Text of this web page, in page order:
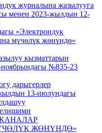
журналына жазылууга
менен 2023-жылдын 12-
«Электрондук
мүчөлүк жөнүндө»
кызматтарын
№835-23
дарыгерлер
13-июлундагы
ЖӨНҮНДӨ»